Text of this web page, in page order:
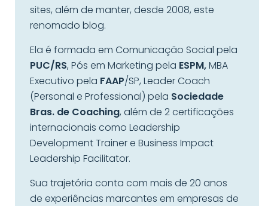
sites, além de manter, desde 2008, este
renomado blog.
Ela é formada em Comunicação Social pela
PUC/RS, Pós em Marketing pela ESPM,MBA
Executivo pela FAAP/SP, Leader Coach
(Personal e Professional) pela Sociedade
Bras. de Coaching, além de 2 certificações
internacionais como Leadership
Development Trainer e Business Impact
Leadership Facilitator.
Sua trajetória conta com mais de 20 anos
de experiências marcantes em empresas de